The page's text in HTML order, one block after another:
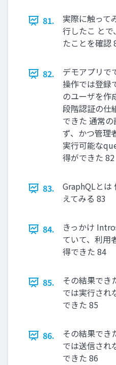
81.
実際に触って
⾏したこ と
たことを確認
82.
デモアプリで
操作では登録
のユーザを作
段階認証の仕
できた 通常
ず、かつ管理
実⾏可能な
得ができた 82
83.
GraphQLとは
えてみる 83
84.
きっかけ
ていて、利⽤
得できた 84
85.
その結果でき
では実⾏され
できた 85
86.
その結果でき
では送信され
できた 86